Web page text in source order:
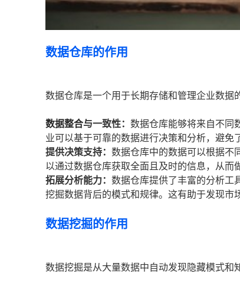
数据仓库的作用
数据仓库是一个用于长期存储和管理企业数据
数据整合与一致性： 数据仓库能够将来自不同
业可以基于可靠的数据进行决策和分析，避免
提供决策支持： 数据仓库中的数据可以根据不
以通过数据仓库获取全面且及时的信息，从而
拓展分析能力： 数据仓库提供了丰富的分析工
挖掘数据背后的模式和规律。这有助于发现市
数据挖掘的作用
数据挖掘是从大量数据中自动发现隐藏模式和